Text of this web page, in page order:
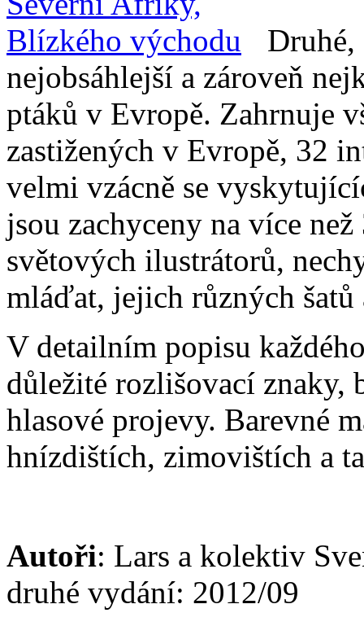
Druhé,
nejobsáhlejší a zároveň
ptáků v Evropě. Zahrnuje
zastižených v Evropě, 32
velmi vzácně se
jsou zachyceny na více
světových ilustrátorů,
mláďat, jejich různých
V detailním popisu
důležité rozlišovací znaky,
hlasové projevy. Barevné
hnízdištích, zimovištích a
Autoři: Lars a kolektiv
druhé vydání: 2012/09